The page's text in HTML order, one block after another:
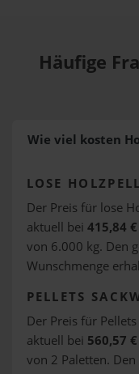
Häufige
Wie viel kosten
LOSE
Der Preis für lose
aktuell bei 415,84
von 6.000 kg. Den
Wunschmenge
PELLETS
Der Preis für
aktuell bei 560,57
von 2 Paletten.